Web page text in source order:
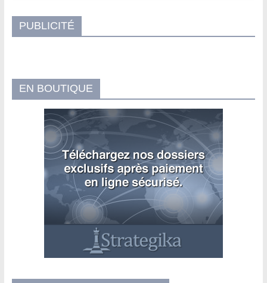
PUBLICITÉ
EN BOUTIQUE